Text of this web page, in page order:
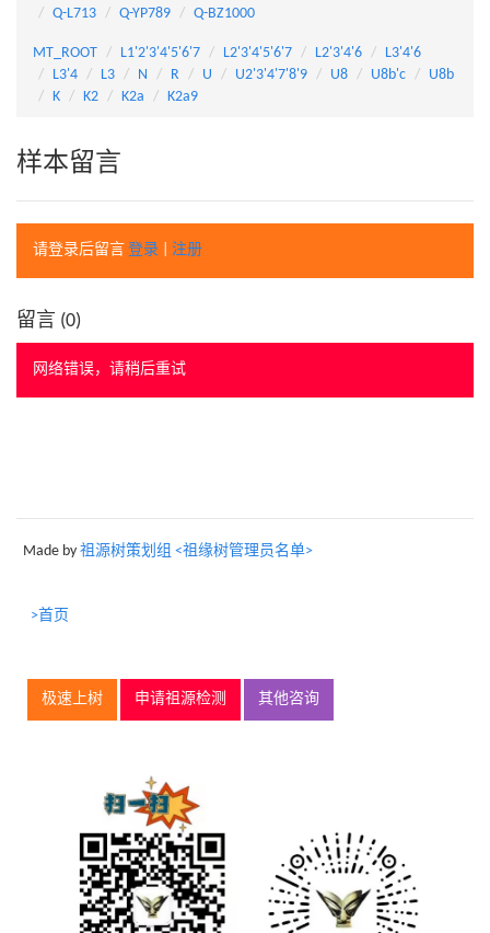
Q-L713
Q-YP789 Q-BZ1000
MT_ROOT L1'2'3'4'5'6'7 L2'3'4'5'6'7 L2'3'4'6
L3'4'6
L3'4
L3 N R U U2'3'4'7'8'9 U8 U8b'c
U8b
K
K2 K2a K2a9
样本留言
请登录后留言 登录 注册
留言 (0)
网络错误，请稍后重试
Made by 祖源树策划组 <祖缘树管理员名单>
>首页
极速上树 申请祖源检测 其他咨询